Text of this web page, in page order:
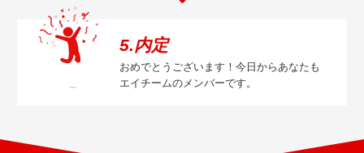
5.内定
おめでとうございます！今日からあなたも
エイチームのメンバーです。